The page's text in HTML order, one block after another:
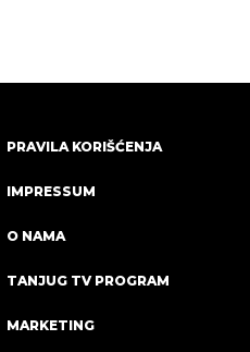
PRAVILA KORIŠĆENJA
IMPRESSUM
O NAMA
TANJUG TV PROGRAM
MARKETING